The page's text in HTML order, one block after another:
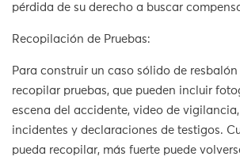
pérdida de su derecho a buscar
Recopilación de Pruebas:
Para construir un caso sólido de resbalón
recopilar pruebas, que pueden incluir
escena del accidente, video de
incidentes y declaraciones de testigos.
pueda recopilar, más fuerte puede